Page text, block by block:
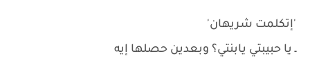
'إتكلمت شريهان'
ـ يا حبيبتي يابنتي؟ وبعدين حصلها إيه